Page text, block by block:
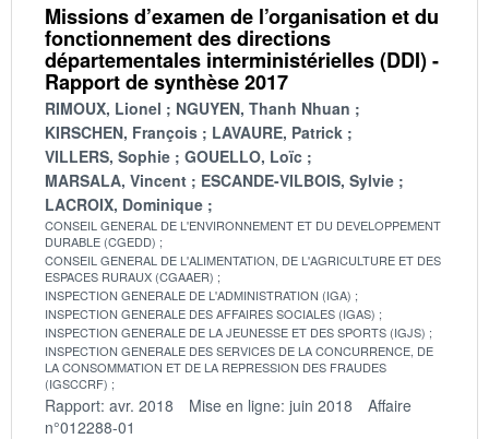
Missions d’examen de l’organisation et du
fonctionnement des directions
départementales interministérielles (DDI) -
Rapport de synthèse 2017
RIMOUX, Lionel
NGUYEN, Thanh Nhuan
KIRSCHEN, François
LAVAURE, Patrick
VILLERS, Sophie
GOUELLO, Loïc
MARSALA, Vincent
ESCANDE-VILBOIS, Sylvie
LACROIX, Dominique
CONSEIL GENERAL DE L'ENVIRONNEMENT ET DU DEVELOPPEMENT
DURABLE (CGEDD)
CONSEIL GENERAL DE L'ALIMENTATION, DE L'AGRICULTURE ET DES
ESPACES RURAUX (CGAAER)
INSPECTION GENERALE DE L'ADMINISTRATION (IGA)
INSPECTION GENERALE DES AFFAIRES SOCIALES (IGAS)
INSPECTION GENERALE DE LA JEUNESSE ET DES SPORTS (IGJS)
INSPECTION GENERALE DES SERVICES DE LA CONCURRENCE, DE
LA CONSOMMATION ET DE LA REPRESSION DES FRAUDES
(IGSCCRF)
Rapport: avr. 2018 Mise en ligne: juin 2018
Affaire
n°012288-01